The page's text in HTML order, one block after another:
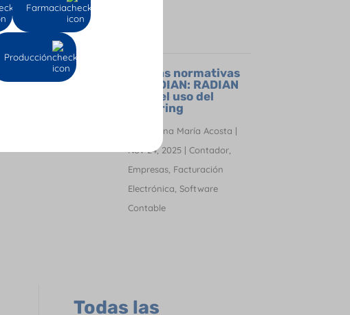
Facturación Electrónica
Software Contable
Nuevas normativas
de la DIAN: RADIAN
2.0 y el uso del
factoring
Oriana María Acosta |
Nov 24, 2025| Contador,
Empresas, Facturación
Electrónica, Software
Contable
Todas las
Farmacia
Producción